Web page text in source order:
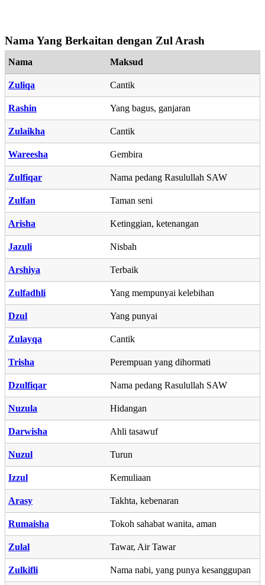
Nama Yang Berkaitan dengan Zul Arash
Nama Maksud
Zuliqa Cantik
Rashin Yang bagus, ganjaran
Zulaikha Cantik
Wareesha Gembira
Zulfiqar Nama pedang Rasulullah SAW
Zulfan Taman seni
Arisha Ketinggian, ketenangan
Jazuli Nisbah
Arshiya Terbaik
Zulfadhli Yang mempunyai kelebihan
Dzul Yang punyai
Zulayqa Cantik
Trisha Perempuan yang dihormati
Dzulfiqar Nama pedang Rasulullah SAW
Nuzula Hidangan
Darwisha Ahli tasawuf
Nuzul Turun
Izzul Kemuliaan
Arasy Takhta, kebenaran
Rumaisha Tokoh sahabat wanita, aman
Zulal Tawar, Air Tawar
Zulkifli Nama nabi, yang punya kesanggupan